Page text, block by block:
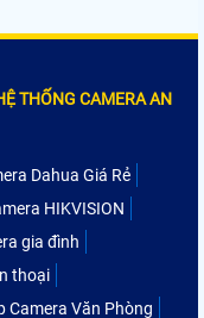
THỐNG CAMERA AN
Dahua Giá Rẻ
HIKVISION
gia đình
thoại
Camera Văn Phòng